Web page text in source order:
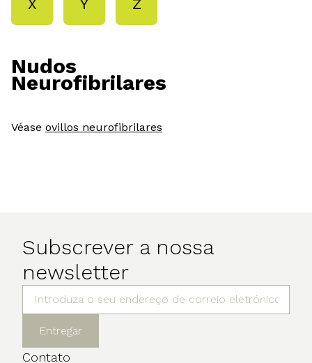
X Y Z
Nudos
Neurofibrilares
Véase ovillos neurofibrilares
Subscrever a nossa
newsletter
Entregar
Contato